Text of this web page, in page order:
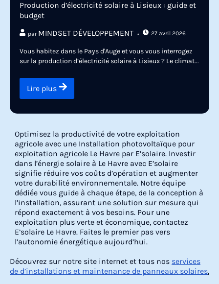
Production d’électricité solaire à Lisieux : guide et
budget
par MINDSET DÉVELOPPEMENT 27 avril 2026
Vous habitez dans le Pays d'Auge et vous vous interrogez
sur la production d’électricité solaire à Lisieux ? Le climat...
Lire plus
Optimisez la productivité de votre exploitation
agricole avec une Installation photovoltaïque pour
exploitation agricole Le Havre par E’solaire. Investir
dans l’énergie solaire à Le Havre avec E’solaire
signifie réduire vos coûts d’opération et augmenter
votre durabilité environnementale. Notre équipe
dédiée vous guide à chaque étape, de la conception à
l’installation, assurant une solution sur mesure qui
répond exactement à vos besoins. Pour une
exploitation plus verte et économique, contactez
E’solaire Le Havre. Faites le premier pas vers
l’autonomie énergétique aujourd’hui.
Découvrez sur notre site internet et tous nos services
de d’installations et maintenance de panneaux solaires.